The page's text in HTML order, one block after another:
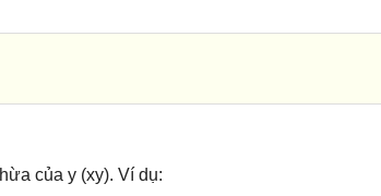
của y (xy). Ví dụ: